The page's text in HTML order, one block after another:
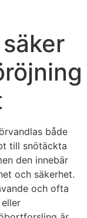
både
till snötäckta
den innebär
och säkerhet.
och ofta